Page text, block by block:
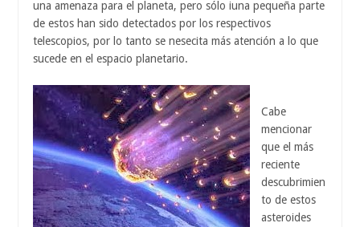
una amenaza para el planeta, pero sólo iuna pequeña parte
de estos han sido detectados por los respectivos
telescopios, por lo tanto se nesecita más atención a lo que
sucede en el espacio planetario.
Cabe
mencionar
que el más
reciente
descubrimien
to de estos
asteroides